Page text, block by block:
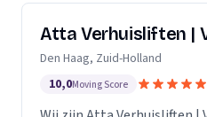
Atta Verhuisliften |
Den Haag, Zuid-Holland
10,0Moving Score